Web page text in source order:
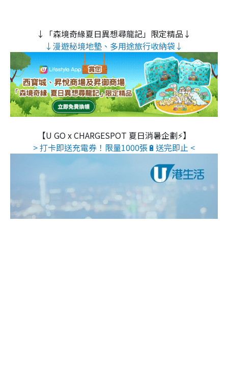
↓「森境奇緣夏日異想尋龍記」限定精品↓
↓漫遊秘境地墊、多用途旅行收納袋↓
【U GO x CHARGESPOT 夏日消暑企劃⚡】
> 打卡即送充電券！限量1000張🔋送完即止 <